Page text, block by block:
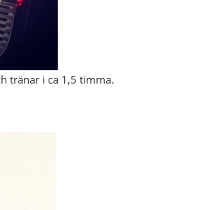
tränar i ca 1,5 timma.